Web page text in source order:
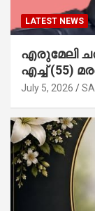
LATEST NEWS
എരുമേലി
എച്ച് (55)
July 5, 2026